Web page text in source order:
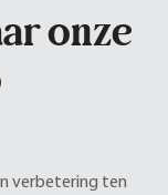
onze
verbetering ten